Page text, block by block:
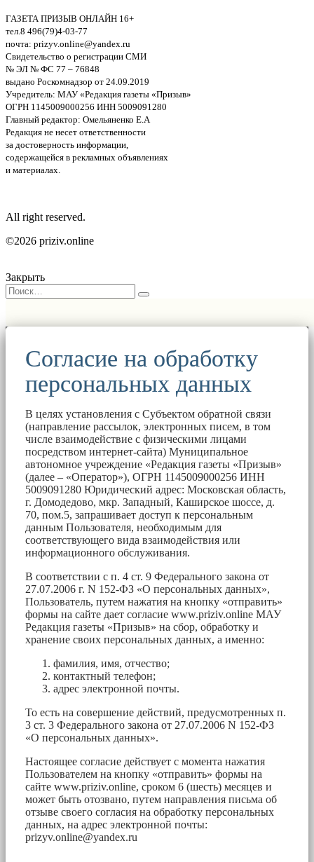
ГАЗЕТА ПРИЗЫВ ОНЛАЙН 16+
тел.8 496(79)4-03-77
почта: prizyv.online@yandex.ru
Свидетельство о регистрации СМИ
№ ЭЛ № ФС 77 – 76848
выдано Роскомнадзор от 24.09.2019
Учредитель: МАУ «Редакция газеты «Призыв»
ОГРН 1145009000256 ИНН 5009091280
Главный редактор: Омельяненко Е.А
Редакция не несет ответственности
за достоверность информации,
содержащейся в рекламных объявлениях
и материалах.
All right reserved.
©2026 priziv.online
Закрыть
Согласие на обработку
персональных данных
В целях установления с Субъектом обратной связи
(направление рассылок, электронных писем, в том
числе взаимодействие с физическими лицами
посредством интернет-сайта) Муниципальное
автономное учреждение «Редакция газеты «Призыв»
(далее – «Оператор»), ОГРН 1145009000256 ИНН
5009091280 Юридический адрес: Московская область,
г. Домодедово, мкр. Западный, Каширское шоссе, д.
70, пом.5, запрашивает доступ к персональным
данным Пользователя, необходимым для
соответствующего вида взаимодействия или
информационного обслуживания.
В соответствии с п. 4 ст. 9 Федерального закона от
27.07.2006 г. N 152-ФЗ «О персональных данных»,
Пользователь, путем нажатия на кнопку «отправить»
формы на сайте дает согласие www.priziv.online МАУ
Редакция газеты «Призыв» на сбор, обработку и
хранение своих персональных данных, а именно:
фамилия, имя, отчество;
контактный телефон;
адрес электронной почты.
То есть на совершение действий, предусмотренных п.
3 ст. 3 Федерального закона от 27.07.2006 N 152-ФЗ
«О персональных данных».
Настоящее согласие действует с момента нажатия
Пользователем на кнопку «отправить» формы на
сайте www.priziv.online, сроком 6 (шесть) месяцев и
может быть отозвано, путем направления письма об
отзыве своего согласия на обработку персональных
данных, на адрес электронной почты:
prizyv.online@yandex.ru